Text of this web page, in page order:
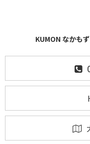
KUMON なかも